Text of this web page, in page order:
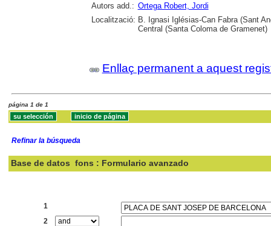
Autors add.: Ortega Robert, Jordi
Localització: B. Ignasi Iglésias-Can Fabra (Sant
Central (Santa Coloma de Gramenet)
Enllaç permanent a aquest
página 1 de 1
Refinar la búsqueda
Base de datos fons : Formulario avanzado
1
2